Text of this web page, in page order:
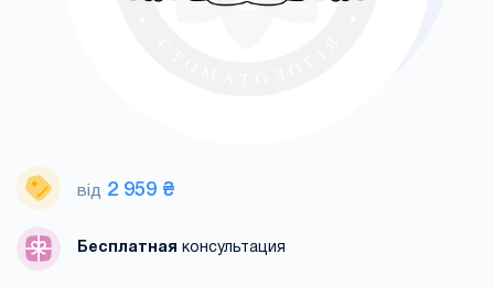
від 2 959 ₴
Бесплатная консультация